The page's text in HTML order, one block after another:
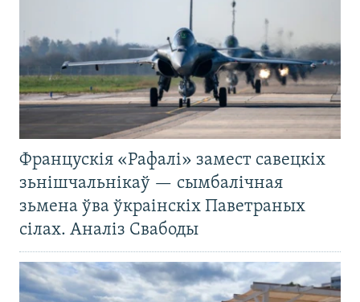
Францускія «Рафалі» замест савецкіх
зьнішчальнікаў — сымбалічная
зьмена ўва ўкраінскіх Паветраных
сілах. Аналіз Свабоды